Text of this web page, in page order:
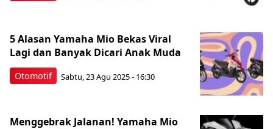
Otomotif
5 Alasan Yamaha Mio Bekas Viral
Lagi dan Banyak Dicari Anak Muda
Sabtu, 23 Agu 2025 - 16:30
Menggebrak Jalanan! Yamaha Mio